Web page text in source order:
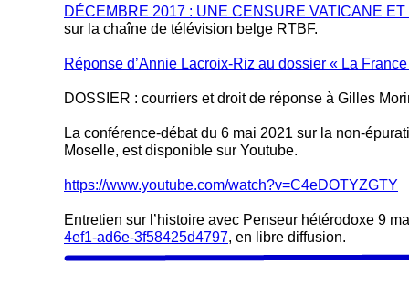
DÉCEMBRE 2017 : UNE CENSURE VATICANE
sur la chaîne de télévision belge RTBF.
Réponse d’Annie Lacroix-Riz au dossier « La
DOSSIER : courriers et droit de réponse à Gilles
La conférence-débat du 6 mai 2021 sur la non-
Moselle, est disponible sur Youtube.
https://www.youtube.com/watch?v=C4eDOTYZGTY
Entretien sur l’histoire avec Penseur hétérodoxe 9
4ef1-ad6e-3f58425d4797, en libre diffusion.